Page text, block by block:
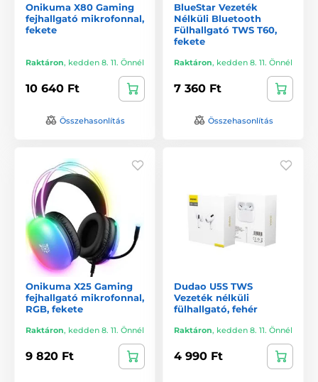
Onikuma X80 Gaming
fejhallgató mikrofonnal,
fekete
Raktáron, kedden 8. 11. Önnél
10 640 Ft
Összehasonlítás
BlueStar Vezeték
Nélküli Bluetooth
Fülhallgató TWS T60,
fekete
Raktáron, kedden 8. 11. Önnél
7 360 Ft
Összehasonlítás
Onikuma X25 Gaming
fejhallgató mikrofonnal,
RGB, fekete
Raktáron, kedden 8. 11. Önnél
9 820 Ft
Dudao U5S TWS
Vezeték nélküli
fülhallgató, fehér
Raktáron, kedden 8. 11. Önnél
4 990 Ft